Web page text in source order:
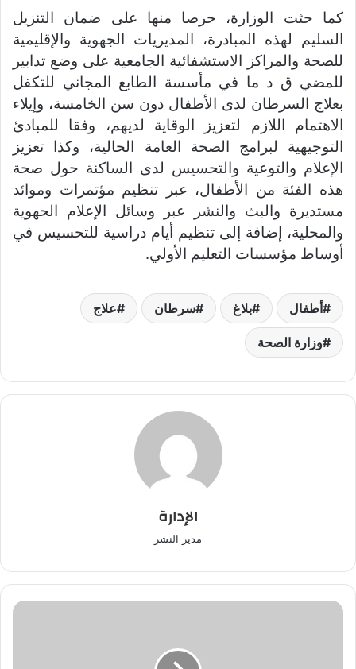
كما حثت الوزارة، حرصا منها على ضمان التنزيل
السليم لهذه المبادرة، المديريات الجهوية والإقليمية
للصحة والمراكز الاستشفائية الجامعية على وضع تدابير
للمضي ق د ما في مأسسة الطابع المجاني للتكفل
بعلاج السرطان لدى الأطفال دون سن الخامسة، وإيلاء
الاهتمام اللازم لتعزيز الوقاية لديهم، وفقا للمبادئ
التوجيهية لبرامج الصحة العامة الحالية، وكذا تعزيز
الإعلام والتوعية والتحسيس لدى الساكنة حول صحة
هذه الفئة من الأطفال، عبر تنظيم مؤتمرات وموائد
مستديرة والبث والنشر عبر وسائل الإعلام الجهوية
والمحلية، إضافة إلى تنظيم أيام دراسية للتحسيس في
أوساط مؤسسات التعليم الأولي.
أطفال بلاغ سرطان علاج
وزارة الصحة
الإدارة
مدير النشر
مول